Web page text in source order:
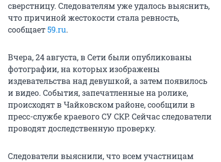
сверстницу. Следователям уже удалось выяснить,
что причиной жестокости стала ревность,
сообщает59.ru.
Вчера, 24 августа, в Сети были опубликованы
фотографии, на которых изображены
издевательства над девушкой, а затем появилось
и видео. События, запечатленные на ролике,
происходят в Чайковском районе, сообщили в
пресс-службе краевого СУ СКР. Сейчас следователи
проводят доследственную проверку.
Следователи выяснили, что всем участницам